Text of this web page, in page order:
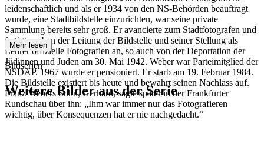
leidenschaftlich und als er 1934 von den NS-Behörden beauftragt
wurde, eine Stadtbildstelle einzurichten, war seine private
Sammlung bereits sehr groß. Er avancierte zum Stadtfotografen und
fertigte neben der Leitung der Bildstelle und seiner Stellung als
Lehrer offizielle Fotografien an, so auch von der Deportation der
Jüdinnen und Juden am 30. Mai 1942. Weber war Parteimitglied der
NSDAP. 1967 wurde er pensioniert. Er starb am 19. Februar 1984.
Die Bildstelle existiert bis heute und bewahrt seinen Nachlass auf.
Franz Webers Sohn, Gerhard, sagte später in der Frankfurter
Rundschau über ihn: „Ihm war immer nur das Fotografieren
wichtig, über Konsequenzen hat er nie nachgedacht.“
Mehr lesen
Bildserien
Weitere Bilder aus der Serie
1942 Hanau